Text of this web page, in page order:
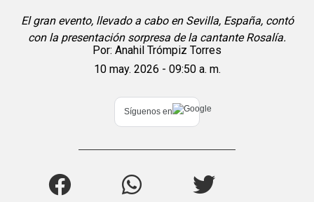
El gran evento, llevado a cabo en Sevilla, España, contó
con la presentación sorpresa de la cantante Rosalía.
Por: Anahil Trómpiz Torres
10 may. 2026 - 09:50 a. m.
Síguenos en